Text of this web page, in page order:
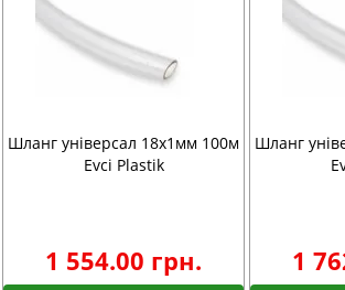
Шланг універсал 18х1мм 100м
Evci Plastik
1 554.00 грн.
Шланг
1